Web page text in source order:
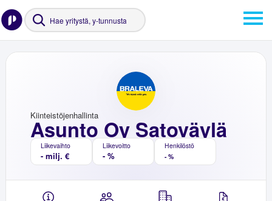
Asunto Oy Satoväylä
Kiinteistöjenhallinta
Liikevaihto
- milj. €
Liikevoitto
- %
Henkilöstö
- %